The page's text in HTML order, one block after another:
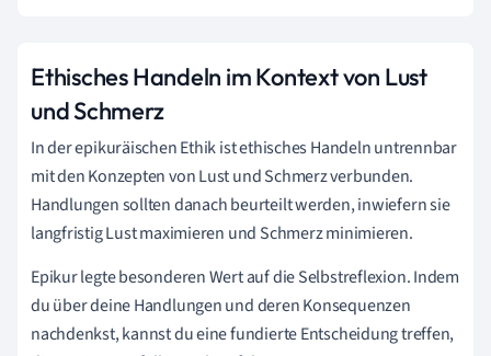
Ethisches Handeln im Kontext von Lust
und Schmerz
In der epikuräischen Ethik ist ethisches Handeln untrennbar
mit den Konzepten von Lust und Schmerz verbunden.
Handlungen sollten danach beurteilt werden, inwiefern sie
langfristig Lust maximieren und Schmerz minimieren.
Epikur legte besonderen Wert auf die Selbstreflexion. Indem
du über deine Handlungen und deren Konsequenzen
nachdenkst, kannst du eine fundierte Entscheidung treffen,